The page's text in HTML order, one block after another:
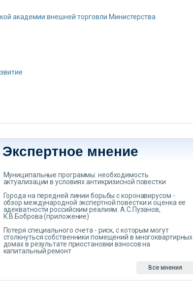
академии внешней торговли Министерства
Экспертное мнение
Муниципальные программы: необходимость
актуализации в условиях антикризисной повестки
Города на передней линии борьбы с коронавирусом -
обзор международной экспертной повестки и оценка ее
адекватности российским реалиям. А.С.Пузанов,
К.В.Боброва (приложение)
Потеря специального счета - риск, с которым могут
столкнуться собственники помещений в многоквартирных
домах в результате приостановки взносов на
капитальный ремонт
Все мнения